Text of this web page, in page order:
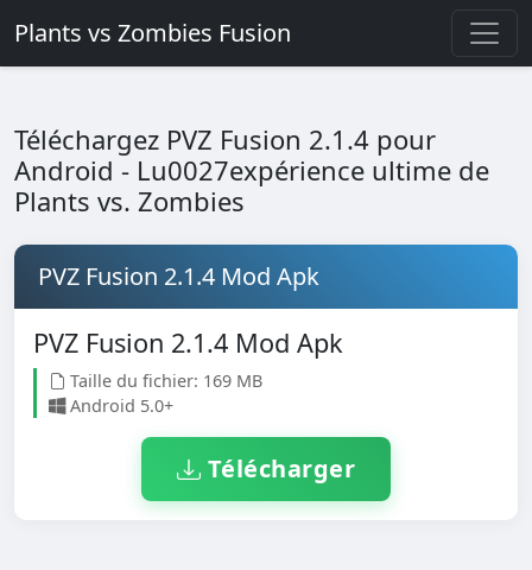
Plants vs Zombies Fusion
Téléchargez PVZ Fusion 2.1.4 pour
Android - Lu0027expérience ultime de
Plants vs. Zombies
PVZ Fusion 2.1.4 Mod Apk
PVZ Fusion 2.1.4 Mod Apk
Taille du fichier: 169 MB
Android 5.0+
Télécharger